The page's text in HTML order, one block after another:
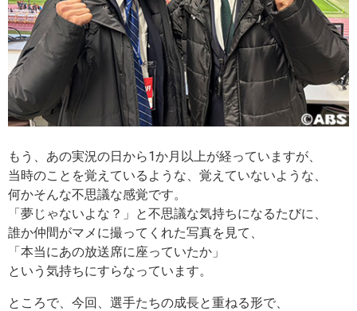
もう、あの実況の日から1か月以上が経っていますが、
当時のことを覚えているような、覚えていないような、
何かそんな不思議な感覚です。
「夢じゃないよな？」と不思議な気持ちになるたびに、
誰か仲間がマメに撮ってくれた写真を見て、
「本当にあの放送席に座っていたか」
という気持ちにすらなっています。
ところで、今回、選手たちの成長と重ねる形で、